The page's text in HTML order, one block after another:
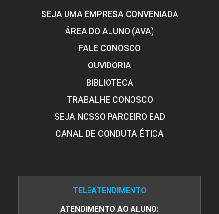
SEJA UMA EMPRESA CONVENIADA
ÁREA DO ALUNO (AVA)
FALE CONOSCO
OUVIDORIA
BIBLIOTECA
TRABALHE CONOSCO
SEJA NOSSO PARCEIRO EAD
CANAL DE CONDUTA ÉTICA
TELEATENDIMENTO
ATENDIMENTO AO ALUNO: